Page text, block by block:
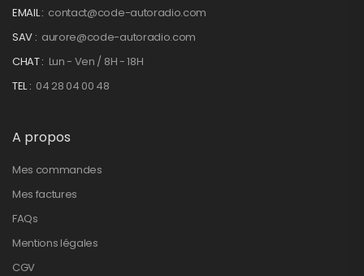
EMAIL : contact@code-autoradio.com
SAV : aurore@code-autoradio.com
CHAT : Lun - Ven / 8H - 18H
TEL : 04 28 04 00 48
A propos
Mes commandes
Mes factures
FAQs
Mentions légales
CGV